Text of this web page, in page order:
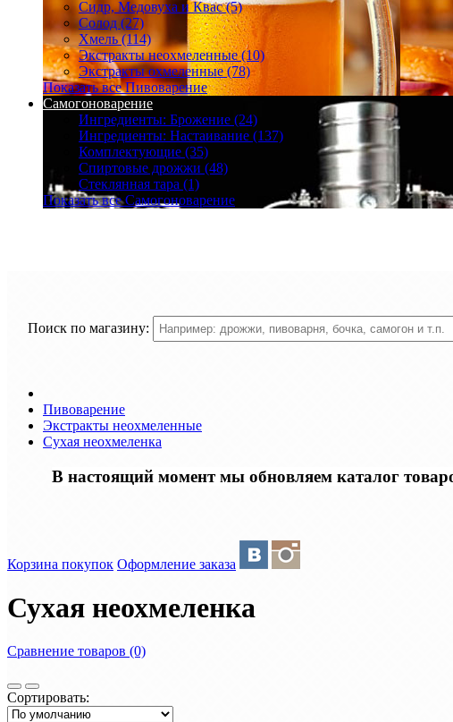
Сидр, Медовуха и Квас (5)
Солод (27)
Хмель (114)
Экстракты неохмеленные (10)
Экстракты охмеленные (78)
Показать все Пивоварение
Самогоноварение
Ингредиенты: Брожение (24)
Ингредиенты: Настаивание (137)
Комплектующие (35)
Спиртовые дрожжи (48)
Стеклянная тара (1)
Показать все Самогоноварение
Поиск по магазину:
Пивоварение
Экстракты неохмеленные
Сухая неохмеленка
В настоящий момент мы обновляем каталог
Корзина покупок Оформление заказа
Сухая неохмеленка
Сравнение товаров (0)
Сортировать: